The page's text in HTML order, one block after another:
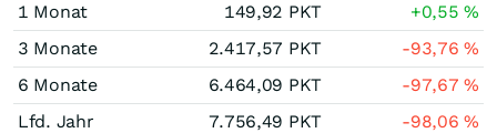
1 Monat
149,92 PKT +0,55%
3 Monate
2.417,57 PKT -93,76%
6 Monate
6.464,09 PKT -97,67%
Lfd. Jahr
7.756,49 PKT -98,06%